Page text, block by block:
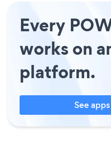
Every
works on
platform.
See